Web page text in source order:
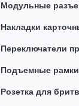
Модульные
Накладки
Переключатели
Подъемные рамки
Розетка для